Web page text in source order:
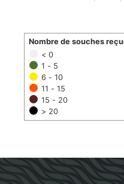
< 0
1 - 5
6 - 10
11 - 15
15 - 20
> 20
Nombre de souches